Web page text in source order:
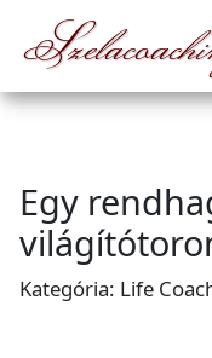
Egy
Kategória: Life